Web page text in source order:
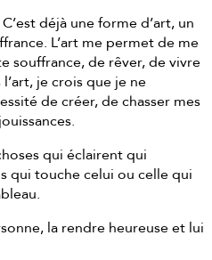
déjà une forme d’art, un
L’art me permet de me
souffrance, de rêver, de vivre
je crois que je ne
de créer, de chasser mes
qui éclairent qui
qui touche celui ou celle qui
la rendre heureuse et lui